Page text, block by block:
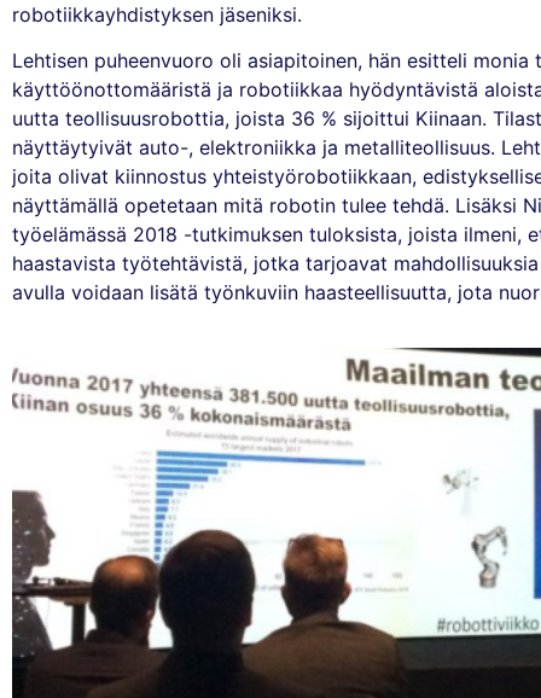
robotiikkayhdistyksen jäseniksi.
Lehtisen puheenvuoro oli asiapitoinen, hän esitteli
käyttöönottomääristä ja robotiikkaa hyödyntävistä
uutta teollisuusrobottia, joista 36 % sijoittui Kiinaan.
näyttäytyivät auto-, elektroniikka ja metalliteollisuus.
joita olivat kiinnostus yhteistyörobotiikkaan,
näyttämällä opetetaan mitä robotin tulee tehdä. Lisäksi
työelämässä 2018 -tutkimuksen tuloksista, joista ilmeni,
haastavista työtehtävistä, jotka tarjoavat
avulla voidaan lisätä työnkuviin haasteellisuutta, jota